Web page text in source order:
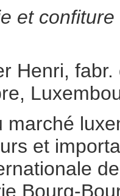
et confiture
Henri,
marché
et
Bourg-